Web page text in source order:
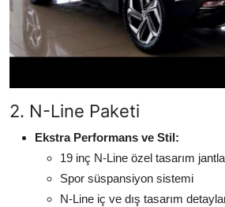
2. N-Line Paketi
Ekstra Performans ve Stil:
19 inç N-Line özel tasarım
Spor süspansiyon sistemi
N-Line iç ve dış tasarım